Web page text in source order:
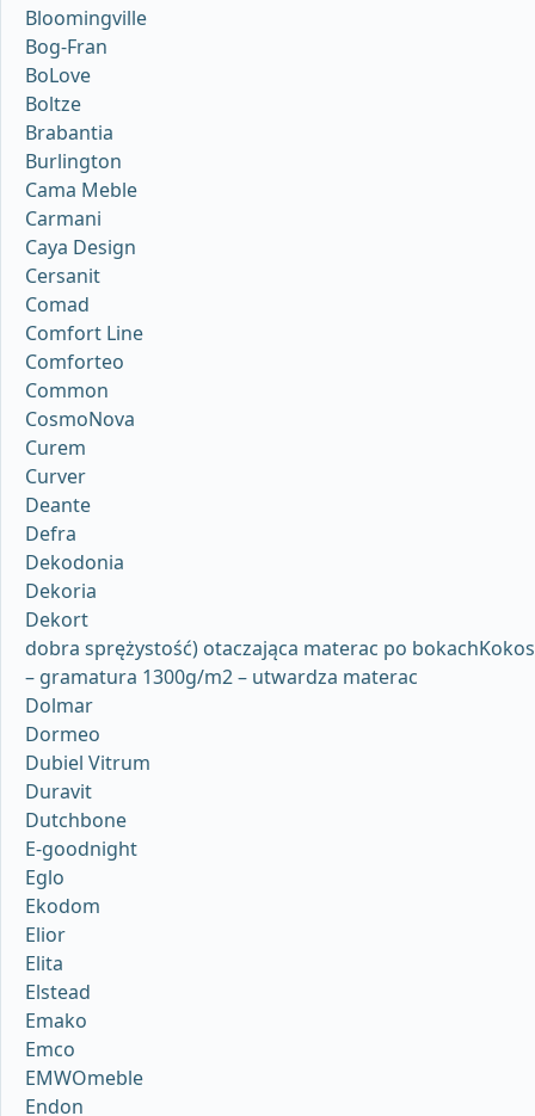
Bloomingville
Bog-Fran
BoLove
Boltze
Brabantia
Burlington
Cama Meble
Carmani
Caya Design
Cersanit
Comad
Comfort Line
Comforteo
Common
CosmoNova
Curem
Curver
Deante
Defra
Dekodonia
Dekoria
Dekort
dobra sprężystość) otaczająca materac po bokachKokos
– gramatura 1300g/m2 – utwardza materac
Dolmar
Dormeo
Dubiel Vitrum
Duravit
Dutchbone
E-goodnight
Eglo
Ekodom
Elior
Elita
Elstead
Emako
Emco
EMWOmeble
Endon